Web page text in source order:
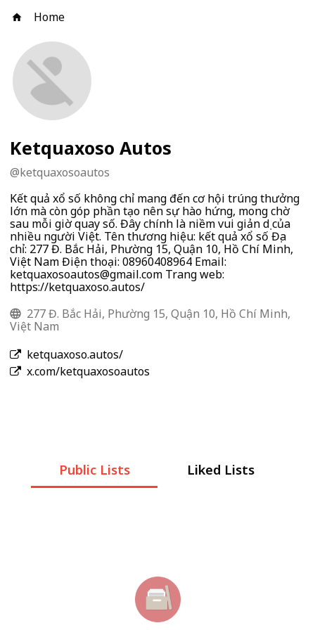
Home
Ketquaxoso Autos
@ketquaxosoautos
Kết quả xổ số không chỉ mang đến cơ hội trúng thưởng
lớn mà còn góp phần tạo nên sự hào hứng, mong chờ
sau mỗi giờ quay số. Đây chính là niềm vui giản dị của
nhiều người Việt. Tên thương hiệu: kết quả xổ số Địa
chỉ: 277 Đ. Bắc Hải, Phường 15, Quận 10, Hồ Chí Minh,
Việt Nam Điện thoại: 08960408964 Email:
ketquaxosoautos@gmail.com Trang web:
https://ketquaxoso.autos/
277 Đ. Bắc Hải, Phường 15, Quận 10, Hồ Chí Minh,
Việt Nam
ketquaxoso.autos/
x.com/ketquaxosoautos
Public Lists Liked Lists